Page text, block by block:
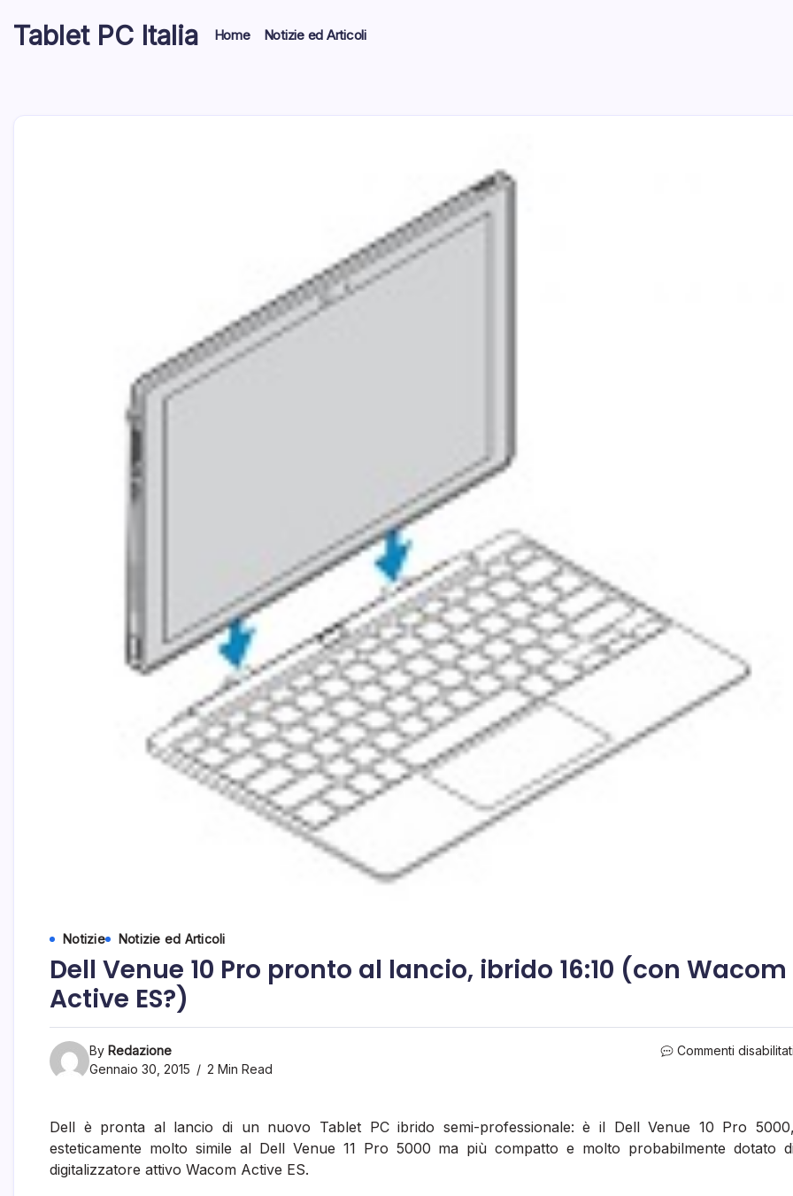
content
Tablet PC Italia Home Notizie ed Articoli
Notizie Notizie ed Articoli
Dell Venue 10 Pro pronto al lancio, ibrido 16:10 (con Wacom
Active ES?)
By Redazione
Gennaio 30, 2015
2 Min Read
Commenti
Dell è pronta al lancio di un nuovo Tablet PC ibrido semi-professionale: è il Dell Venue 10 Pro
esteticamente molto simile al Dell Venue 11 Pro 5000 ma più compatto e molto probabilmente dotato
digitalizzatore attivo Wacom Active ES.